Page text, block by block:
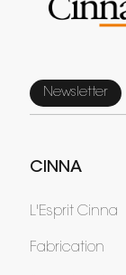
Newsletter
CINNA
L'Esprit Cinna
Fabrication